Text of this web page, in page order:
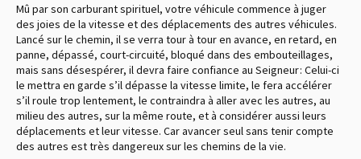
Mû par son carburant spirituel, votre véhicule commence à juger
des joies de la vitesse et des déplacements des autres véhicules.
Lancé sur le chemin, il se verra tour à tour en avance, en retard, en
panne, dépassé, court-circuité, bloqué dans des embouteillages,
mais sans désespérer, il devra faire confiance au Seigneur : Celui-ci
le mettra en garde s’il dépasse la vitesse limite, le fera accélérer
s’il roule trop lentement, le contraindra à aller avec les autres, au
milieu des autres, sur la même route, et à considérer aussi leurs
déplacements et leur vitesse. Car avancer seul sans tenir compte
des autres est très dangereux sur les chemins de la vie.